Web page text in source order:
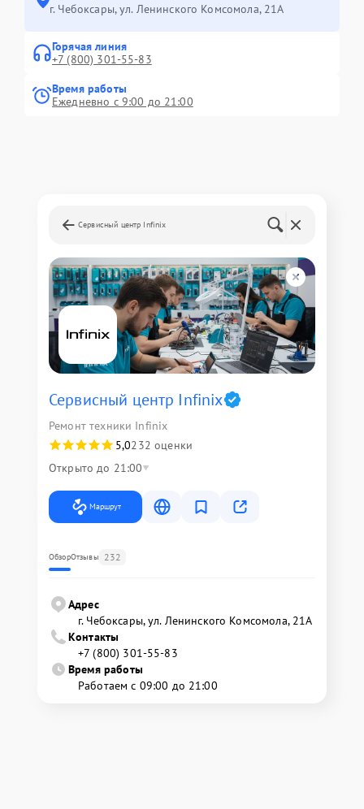
г. Чебоксары, ул. Ленинского Комсомола, 21А
Горячая линия
+7 (800) 301-55-83
Время работы
Ежедневно с 9:00 до 21:00
Сервисный центр Infinix
Сервисный центр Infinix
Ремонт техники Infinix
5,0232 оценки
Открыто до 21:00
Маршрут
ОбзорОтзывы 232
Адрес
г. Чебоксары, ул. Ленинского Комсомола, 21А
Контакты
+7 (800) 301-55-83
Время работы
Работаем с 09:00 до 21:00